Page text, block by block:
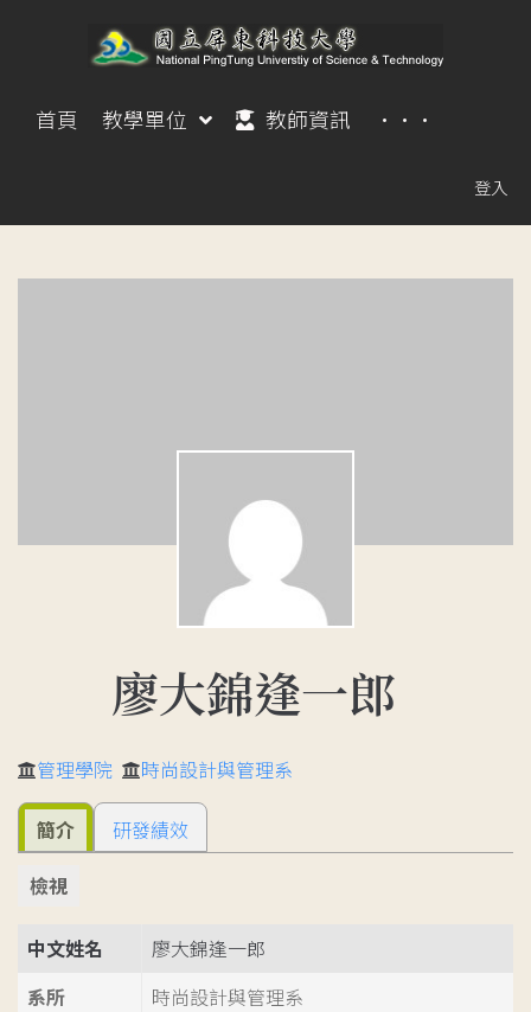
首頁 教學單位 教師資訊 ···
登入
廖大錦逢一郎
管理學院 時尚設計與管理系
簡介
研發績效
檢視
中文姓名
廖大錦逢一郎
系所
時尚設計與管理系